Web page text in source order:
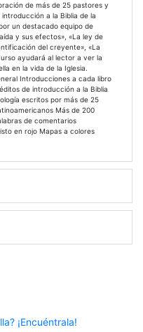
de más de 25 pastores y
a la Biblia de la
un destacado equipo de
y sus efectos», «La ley de
del creyente», «La
ayudará al lector a ver la
en la vida de la Iglesia.
Introducciones a cada libro
de introducción a la Biblia
escritos por más de 25
Más de 200
de comentarios
en rojo Mapas a colores